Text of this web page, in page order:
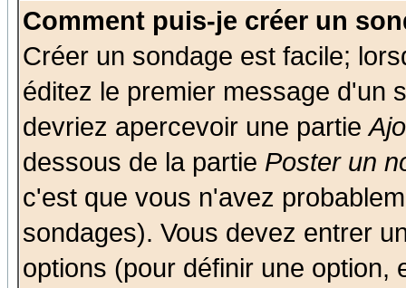
Comment puis-je créer un
Créer un sondage est facile;
éditez le premier message d'un
devriez apercevoir une partie
dessous de la partie Poster un
c'est que vous n'avez
sondages). Vous devez entrer
options (pour définir une option,